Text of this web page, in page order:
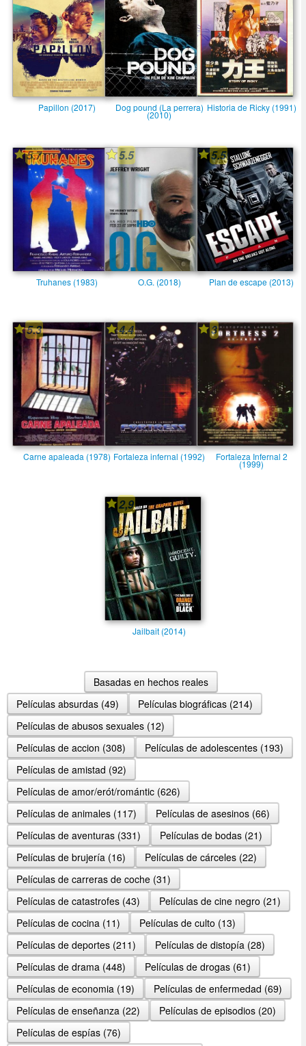
Papillon (2017) Dog pound (La perrera)
(2010)
Historia de Ricky (1991)
5.7
Truhanes (1983)
5.5
O.G. (2018)
5.5
Plan de escape (2013)
5.3
Carne apaleada (1978)
4.4
Fortaleza infernal (1992)
3
Fortaleza Infernal 2
(1999)
2,9
Jailbait (2014)
Basadas en hechos reales
Películas absurdas (49)
Películas biográficas (214)
Películas de abusos sexuales (12)
Películas de accion (308)
Películas de adolescentes (193)
Películas de amistad (92)
Películas de amor/erót/romántic (626)
Películas de animales (117)
Películas de asesinos (66)
Películas de aventuras (331)
Películas de bodas (21)
Películas de brujería (16)
Películas de cárceles (22)
Películas de carreras de coche (31)
Películas de catastrofes (43)
Películas de cine negro (21)
Películas de cocina (11)
Películas de culto (13)
Películas de deportes (211)
Películas de distopí­a (28)
Películas de drama (448)
Películas de drogas (61)
Películas de economia (19)
Películas de enfermedad (69)
Películas de enseñanza (22)
Películas de episodios (20)
Películas de espí­as (76)